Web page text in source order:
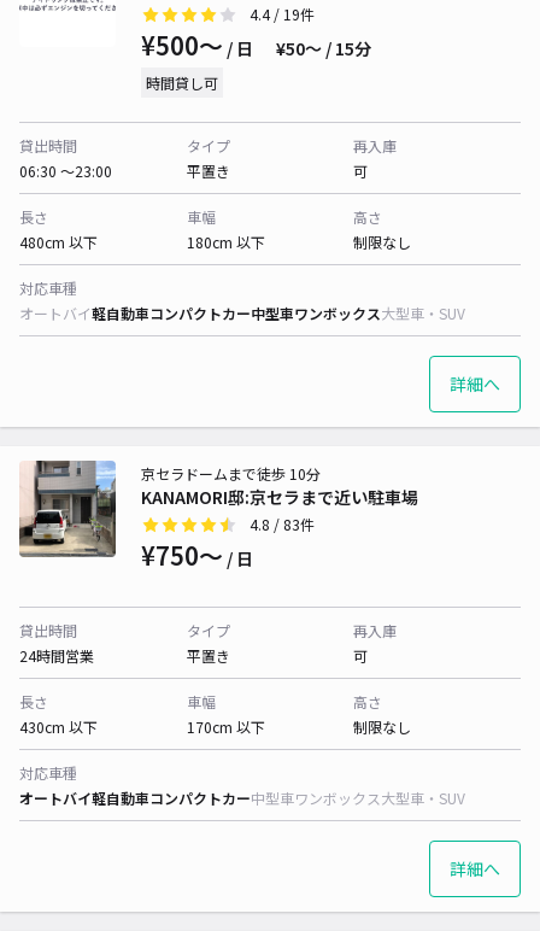
4.4/ 19件
¥500〜 / 日 ¥50〜 / 15分
時間貸し可
貸出時間
06:30 〜23:00
タイプ
平置き
再入庫
可
長さ
480cm 以下
車幅
180cm 以下
高さ
制限なし
対応車種
オートバイ軽自動車コンパクトカー中型車ワンボックス大型車・SUV
詳細へ
KANAMORI邸:京セラまで近い駐車場
京セラドームまで徒歩 10分
4.8 / 83件
¥750〜 / 日
貸出時間
24時間営業
タイプ
平置き
再入庫
可
長さ
430cm 以下
車幅
170cm 以下
高さ
制限なし
対応車種
オートバイ軽自動車コンパクトカー中型車ワンボックス大型車・SUV
詳細へ